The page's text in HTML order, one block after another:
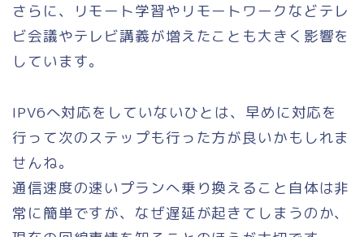
さらに、リモート学習やリモートワークなどテレ
ビ会議やテレビ講義が増えたことも大きく影響を
しています。
IPV6へ対応をしていないひとは、早めに対応を
行って次のステップも行った方が良いかもしれま
せんね。
通信速度の速いプランへ乗り換えること自体は非
常に簡単ですが、なぜ遅延が起きてしまうのか、